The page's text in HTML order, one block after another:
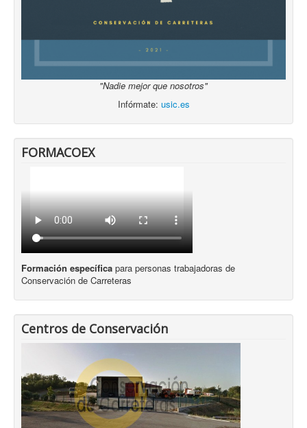
"Nadie mejor que nosotros"
Infórmate: usic.es
FORMACOEX
Formación específica para personas trabajadoras de
Conservación de Carreteras
Centros de Conservación